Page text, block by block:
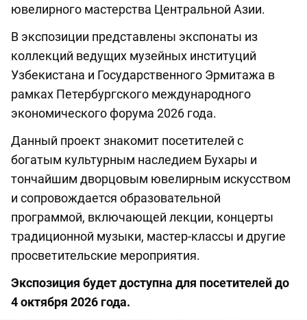
ювелирного мастерства Центральной Азии.
В экспозиции представлены экспонаты из
коллекций ведущих музейных институций
Узбекистана и Государственного Эрмитажа в
рамках Петербургского международного
экономического форума 2026 года.
Данный проект знакомит посетителей с
богатым культурным наследием Бухары и
тончайшим дворцовым ювелирным искусством
и сопровождается образовательной
программой, включающей лекции, концерты
традиционной музыки, мастер-классы и другие
просветительские мероприятия.
Экспозиция будет доступна для посетителей до
4 октября 2026 года.